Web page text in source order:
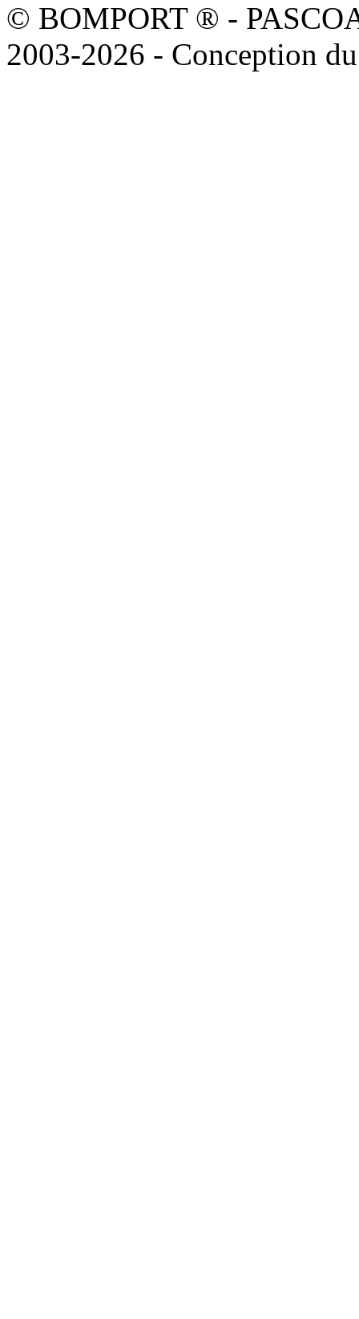
© BOMPORT ® -
2003-2026 - Conception